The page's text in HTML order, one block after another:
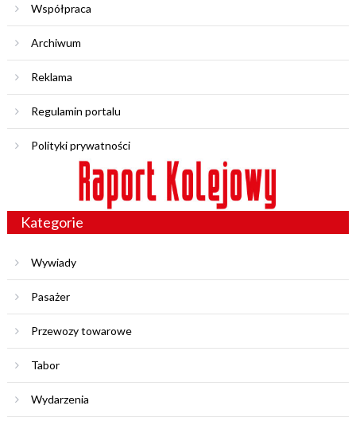
Współpraca
Archiwum
Reklama
Regulamin portalu
Polityki prywatności
Kategorie
Wywiady
Pasażer
Przewozy towarowe
Tabor
Wydarzenia